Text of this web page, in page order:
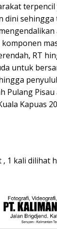
dini
RT
untuk
Pulang
Kapuas
, 1 kali dilihat